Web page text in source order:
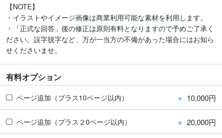
【NOTE】
・イラストやイメージ画像は商業利用可能な素材を利用します。
・「正式な回答」後の修正は原則有料となりますので予めご了承く
ださい。誤字脱字など、万が一当方の不備があった場合にはお知ら
せくださいませ。
有料オプション
ページ追加（プラス10ページ以内） ＋ 10,000円
ページ追加（プラス２0ページ以内） ＋ 20,000円